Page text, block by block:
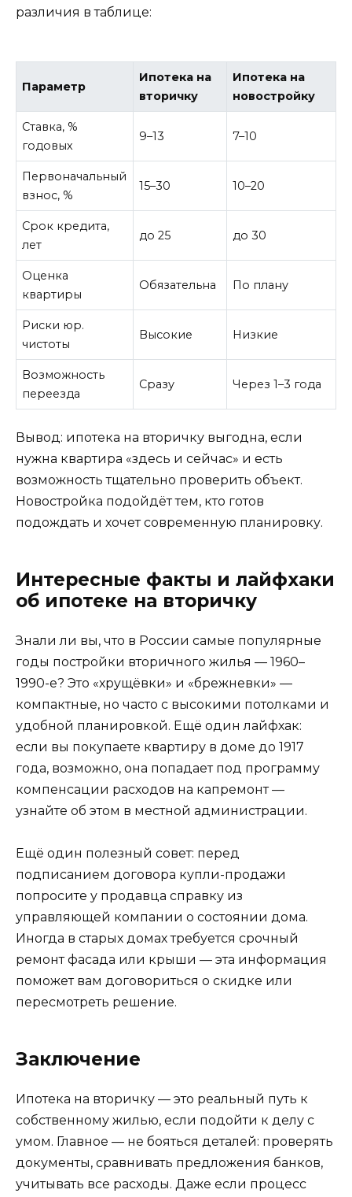
различия в таблице:
Параметр
Ипотека на
вторичку
Ипотека на
новостройку
Ставка, %
годовых
9–13 7–10
Первоначальный
взнос, %
15–30 10–20
Срок кредита,
лет
до 25 до 30
Оценка
квартиры
Обязательна По плану
Риски юр.
чистоты
Высокие Низкие
Возможность
переезда
Сразу Через 1–3 года
Вывод: ипотека на вторичку выгодна, если
нужна квартира «здесь и сейчас» и есть
возможность тщательно проверить объект.
Новостройка подойдёт тем, кто готов
подождать и хочет современную планировку.
Интересные факты и лайфхаки
об ипотеке на вторичку
Знали ли вы, что в России самые популярные
годы постройки вторичного жилья — 1960–
1990-е? Это «хрущёвки» и «брежневки» —
компактные, но часто с высокими потолками и
удобной планировкой. Ещё один лайфхак:
если вы покупаете квартиру в доме до 1917
года, возможно, она попадает под программу
компенсации расходов на капремонт —
узнайте об этом в местной администрации.
Ещё один полезный совет: перед
подписанием договора купли-продажи
попросите у продавца справку из
управляющей компании о состоянии дома.
Иногда в старых домах требуется срочный
ремонт фасада или крыши — эта информация
поможет вам договориться о скидке или
пересмотреть решение.
Заключение
Ипотека на вторичку — это реальный путь к
собственному жилью, если подойти к делу с
умом. Главное — не бояться деталей: проверять
документы, сравнивать предложения банков,
учитывать все расходы. Даже если процесс